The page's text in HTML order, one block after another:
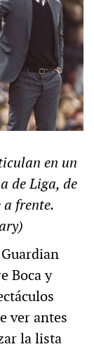
en un
de Liga, de
frente.
Boca y
ver antes
la lista